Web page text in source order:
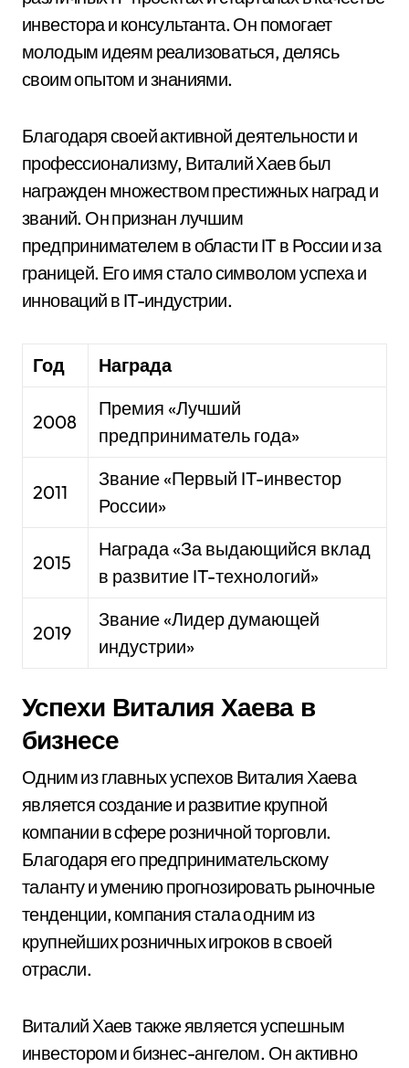
инвестора и консультанта. Он помогает
молодым идеям реализоваться, делясь
своим опытом и знаниями.
Благодаря своей активной деятельности и
профессионализму, Виталий Хаев был
награжден множеством престижных наград и
званий. Он признан лучшим
предпринимателем в области IT в России и за
границей. Его имя стало символом успеха и
инноваций в IT-индустрии.
Год Награда
2008
Премия «Лучший
предприниматель года»
2011
Звание «Первый IT-инвестор
России»
2015
Награда «За выдающийся вклад
в развитие IT-технологий»
2019
Звание «Лидер думающей
индустрии»
Успехи Виталия Хаева в
бизнесе
Одним из главных успехов Виталия Хаева
является создание и развитие крупной
компании в сфере розничной торговли.
Благодаря его предпринимательскому
таланту и умению прогнозировать рыночные
тенденции, компания стала одним из
крупнейших розничных игроков в своей
отрасли.
Виталий Хаев также является успешным
инвестором и бизнес-ангелом. Он активно